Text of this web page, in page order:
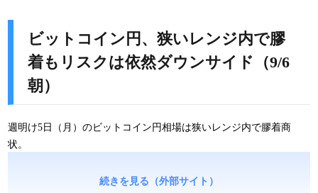
ビットコイン円、狭いレンジ内で膠
着もリスクは依然ダウンサイド（9/6
朝）
週明け5日（月）のビットコイン円相場は狭いレンジ内で膠着商
状。
続きを見る（外部サイト）